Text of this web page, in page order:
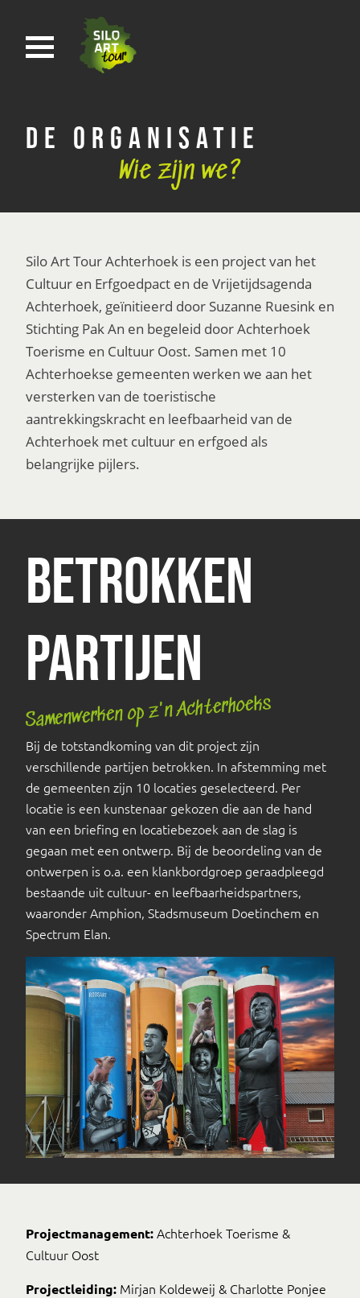
De organisatie
Wie zijn we?
Silo Art Tour Achterhoek is een project van het
Cultuur en Erfgoedpact en de Vrijetijdsagenda
Achterhoek, geïnitieerd door Suzanne Ruesink en
Stichting Pak An en begeleid door Achterhoek
Toerisme en Cultuur Oost. Samen met 10
Achterhoekse gemeenten werken we aan het
versterken van de toeristische
aantrekkingskracht en leefbaarheid van de
Achterhoek met cultuur en erfgoed als
belangrijke pijlers.
BETROKKEN
PARTIJEN
Samenwerken op z'n Achterhoeks
Bij de totstandkoming van dit project zijn
verschillende partijen betrokken. In afstemming met
de gemeenten zijn 10 locaties geselecteerd. Per
locatie is een kunstenaar gekozen die aan de hand
van een briefing en locatiebezoek aan de slag is
gegaan met een ontwerp. Bij de beoordeling van de
ontwerpen is o.a. een klankbordgroep geraadpleegd
bestaande uit cultuur- en leefbaarheidspartners,
waaronder Amphion, Stadsmuseum Doetinchem en
Spectrum Elan.
Projectmanagement:Achterhoek Toerisme &
Cultuur Oost
Projectleiding: Mirjan Koldeweij & Charlotte Ponjee